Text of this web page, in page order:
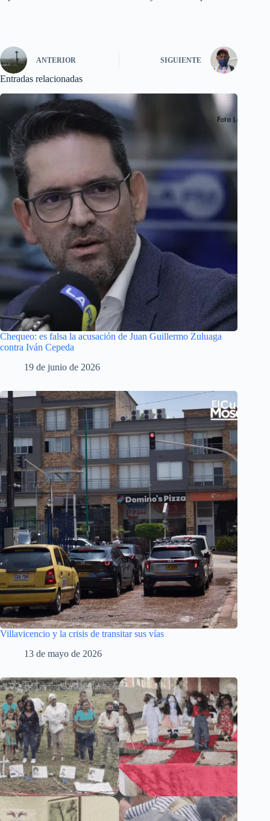
ANTERIOR SIGUIENTE
Entradas relacionadas
Chequeo: es falsa la acusación de Juan Guillermo Zuluaga
contra Iván Cepeda
19 de junio de 2026
Villavicencio y la crisis de transitar sus vías
13 de mayo de 2026